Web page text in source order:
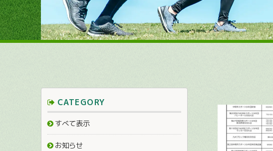
CATEGORY
すべて表示
お知らせ